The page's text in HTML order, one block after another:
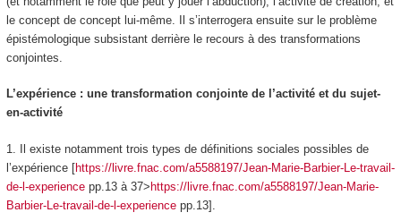
le concept de concept lui-même. Il s’interrogera ensuite sur le problème
épistémologique subsistant derrière le recours à des transformations
conjointes.
L’expérience : une transformation conjointe de l’activité et du sujet-
en-activité
1. Il existe notamment trois types de définitions sociales possibles de
l’expérience[https://livre.fnac.com/a5588197/Jean-Marie-Barbier-Le-travail-
de-l-experiencepp.13 à 37>https://livre.fnac.com/a5588197/Jean-Marie-
Barbier-Le-travail-de-l-experiencepp.13].